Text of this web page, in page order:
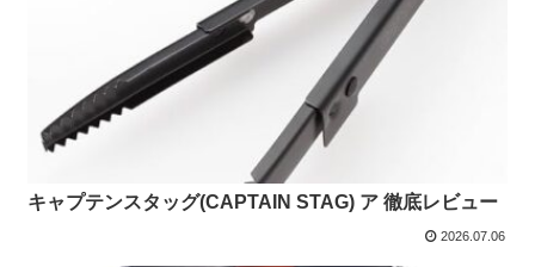
キャプテンスタッグ(CAPTAIN STAG) ア 徹底レビュー
2026.07.06